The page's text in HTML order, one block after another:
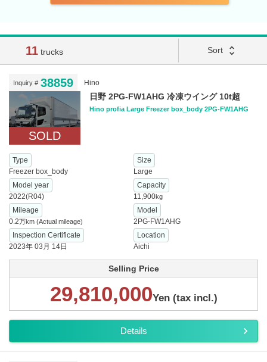
11 trucks Sort unfold_more
Inquiry # 38859 Hino
SOLD
日野 2PG-FW1AHG 冷凍ウイング 10t超
Hino profia Large Freezer box_body 2PG-FW1AHG
Type
Freezer box_body
Size
Large
Model year
2022(R04)
Capacity
11,900kg
Mileage
0.2万km (Actual mileage)
Model
2PG-FW1AHG
Inspection Certificate
2023年 03月 14日
Location
Aichi
Selling Price
29,810,000Yen (tax incl.)
Details